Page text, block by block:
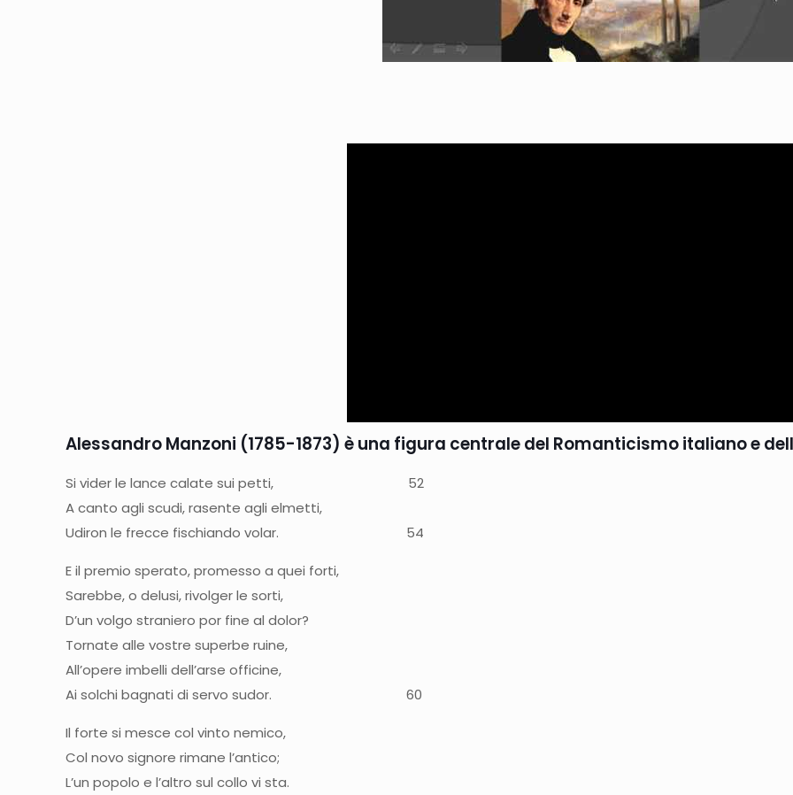
Alessandro Manzoni (1785-1873) è una figura centrale del Romanticismo italiano e
Si vider le lance calate sui petti, 52
A canto agli scudi, rasente agli elmetti,
Udiron le frecce fischiando volar. 54
E il premio sperato, promesso a quei forti,
Sarebbe, o delusi, rivolger le sorti,
D’un volgo straniero por fine al dolor?
Tornate alle vostre superbe ruine,
All’opere imbelli dell’arse officine,
Ai solchi bagnati di servo sudor. 60
Il forte si mesce col vinto nemico,
Col novo signore rimane l’antico;
L’un popolo e l’altro sul collo vi sta.